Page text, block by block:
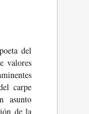
del
valores
carpe
asunto
de la